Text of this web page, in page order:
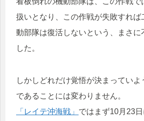
扱いとなり、この作戦が失敗すれば
動部隊は復活しないという、まさに
した。
しかしどれだけ覚悟が決まってい
であることには変わりません。
「レイテ沖海戦」 ではまず10月23日